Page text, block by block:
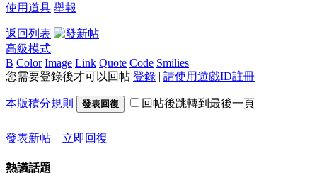
使用道具 舉報
返回列表
高級模式
B Color Image Link Quote Code Smilies
您需要登錄後才可以回帖 登錄 | 請使用遊戲ID註冊
本版積分規則 發表回復 回帖後跳轉到最後一頁
發表新帖 立即回復
熱議話題